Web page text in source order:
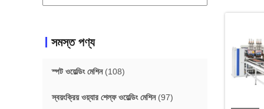
সমস্ত পণ্য
স্পট ওয়েল্ডিং মেশিন(108)
স্বয়ংক্রিয় ওয়্যার শেল্ফ ওয়েল্ডিং মেশিন(97)